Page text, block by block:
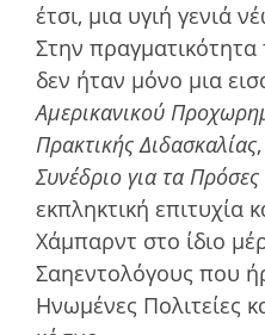
έτσι, µια υγιή γενιά
Στην
δεν ήταν µόνο µια
Αµερικανικού
Πρακτικής Διδασκαλίας
Συνέδριο για τα
εκπληκτική επιτυχία
Χάμπαρντ στο ίδιο
Σαηεντολόγους που
Ηνωµένες Πολιτείες